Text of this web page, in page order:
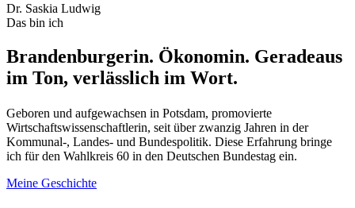
Dr. Saskia Ludwig
Das bin ich
Brandenburgerin. Ökonomin. Geradeaus
im Ton, verlässlich im Wort.
Geboren und aufgewachsen in Potsdam, promovierte
Wirtschaftswissenschaftlerin, seit über zwanzig Jahren in der
Kommunal-, Landes- und Bundespolitik. Diese Erfahrung bringe
ich für den Wahlkreis 60 in den Deutschen Bundestag ein.
Meine Geschichte